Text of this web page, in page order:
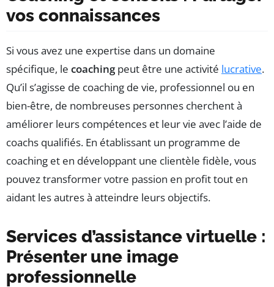
vos connaissances
Si vous avez une expertise dans un domaine
spécifique, le coachingpeut être une activité lucrative.
Qu’il s’agisse de coaching de vie, professionnel ou en
bien-être, de nombreuses personnes cherchent à
améliorer leurs compétences et leur vie avec l’aide de
coachs qualifiés. En établissant un programme de
coaching et en développant une clientèle fidèle, vous
pouvez transformer votre passion en profit tout en
aidant les autres à atteindre leurs objectifs.
Services d’assistance virtuelle :
Présenter une image
professionnelle